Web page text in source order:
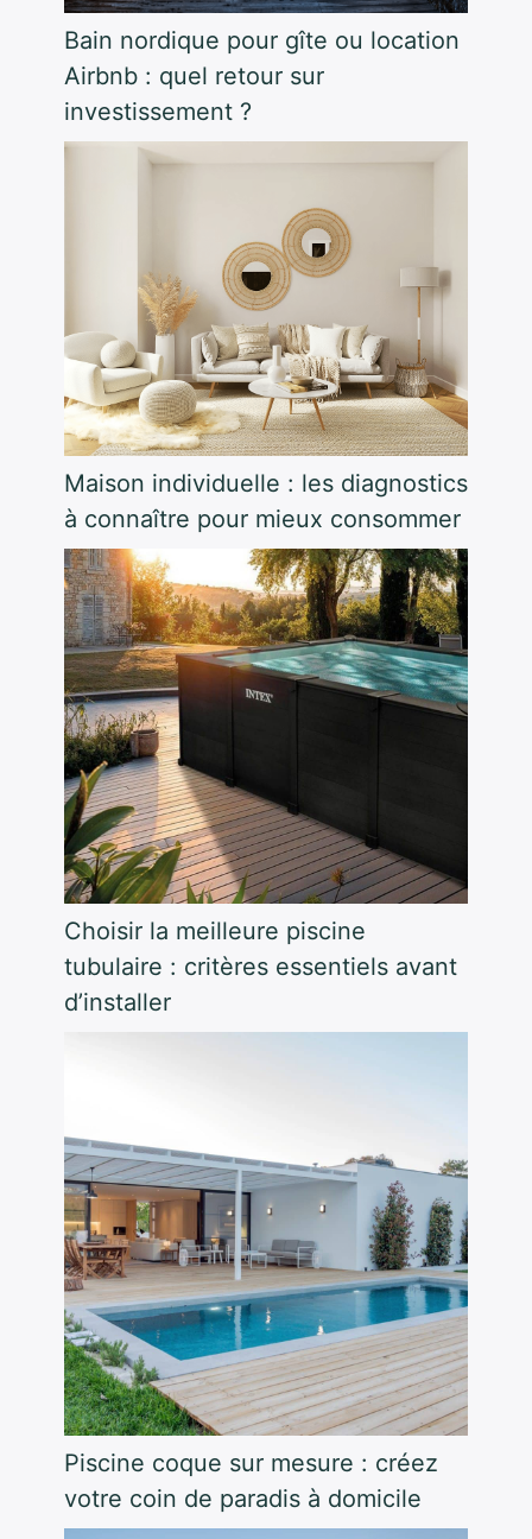
Bain nordique pour gîte ou location
Airbnb : quel retour sur
investissement ?
Maison individuelle : les diagnostics
à connaître pour mieux consommer
Choisir la meilleure piscine
tubulaire : critères essentiels avant
d’installer
Piscine coque sur mesure : créez
votre coin de paradis à domicile